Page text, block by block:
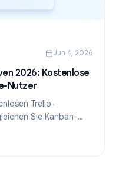
Jun 4, 2026
2026: Kostenlose
Nutzer
Trello-
Sie Kanban-
2026: Kostenlose Tools